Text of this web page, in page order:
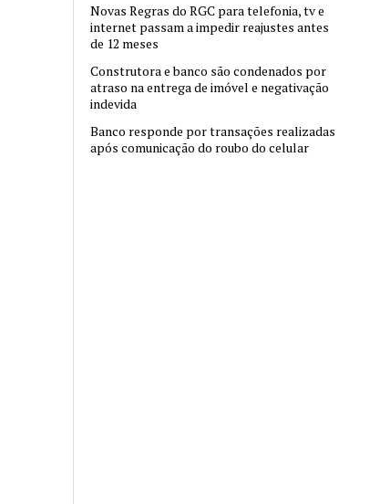
Novas Regras do RGC para telefonia, tv e
internet passam a impedir reajustes antes
de 12 meses
Construtora e banco são condenados por
atraso na entrega de imóvel e negativação
indevida
Banco responde por transações realizadas
após comunicação do roubo do celular